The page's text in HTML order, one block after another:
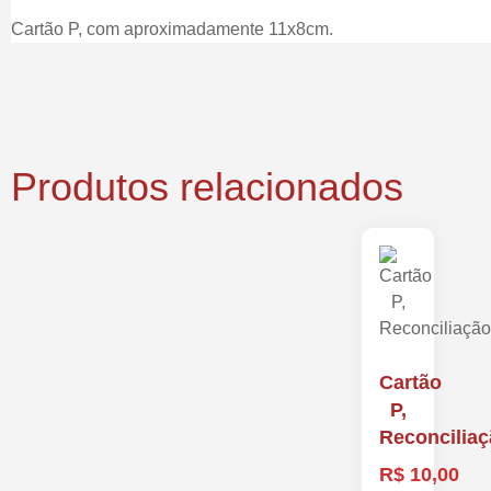
Cartão P, com aproximadamente 11x8cm.
Produtos relacionados
Cartão
P,
R$ 10,00